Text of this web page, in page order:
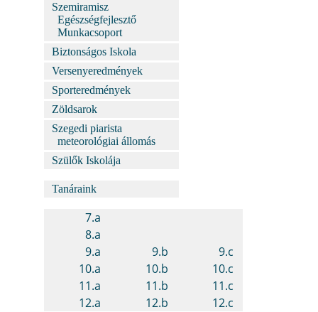
Szemiramisz
Egészségfejlesztő
Munkacsoport
Biztonságos Iskola
Versenyeredmények
Sporteredmények
Zöldsarok
Szegedi piarista
meteorológiai állomás
Szülők Iskolája
Tanáraink